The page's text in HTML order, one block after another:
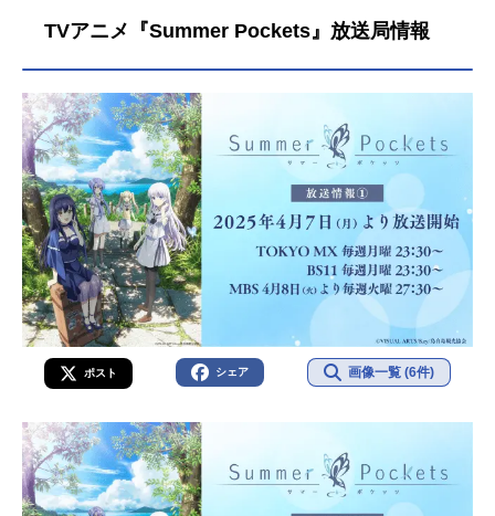
な、そんな生活だった。海を見つめ
を探す少女と出会った。静かな灯台
で暮らす少女と出会った。島で新し
い仲間が出来た──この夏休みが終わ
らなければいいのにと、そう思っ
た。作品名SummerPockets放送形態
TVアニメスケジュール2025年4月7日
（月）～2025年9月29日（月）TOKY
OMX・BS11ほか劇場編集版：2025
年8月15日（金）話数全26話キャス
ト鷹原羽依里：千葉翔也鳴瀬しろ
は：小原好美空門蒼：高森奈津美久
島鴎：稗田...
TVアニメ『Summer Pockets』放送局情報
ポスト シェア 画像一覧 (6件)